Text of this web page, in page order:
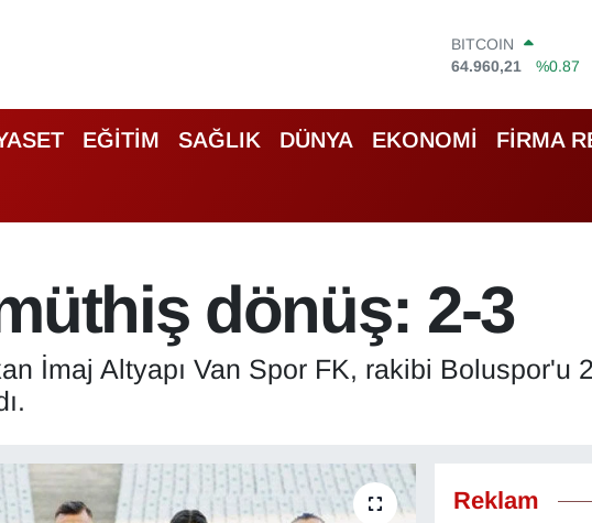
DOLAR
47,7436
%0.18
55,2510
%0.32
STERLİN
64,4811
%0.38
BİST100
64.960,21
EĞİTİM SAĞLIK DÜNYA EKONOMİ FİRMA
dönüş: 2-3
İmaj Altyapı Van Spor FK, rakibi Boluspor'u
Reklam